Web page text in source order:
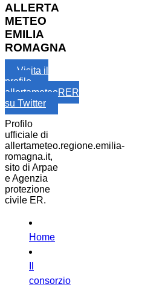
ALLERTA
METEO
EMILIA
ROMAGNA
Visita il
profilo
allertameteoRER
su Twitter
Profilo
ufficiale di
allertameteo.regione.emilia-
romagna.it,
sito di Arpae
e Agenzia
protezione
civile ER.
Home
consorzio